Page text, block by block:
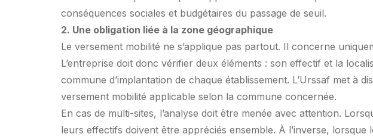
conséquences sociales et budgétaires du passage de seuil.
2. Une obligation liée à la zone géographique
Le versement mobilité ne s’applique pas partout. Il concerne
L’entreprise doit donc vérifier deux éléments : son effectif et la
commune d’implantation de chaque établissement. L’Urssaf met à
versement mobilité applicable selon la commune concernée.
En cas de multi-sites, l’analyse doit être menée avec attention.
leurs effectifs doivent être appréciés ensemble. À l’inverse,